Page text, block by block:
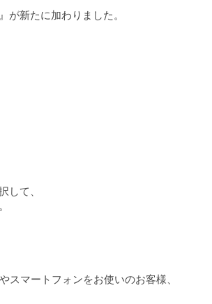
が新たに加わりました。
して、
スマートフォンをお使いのお客様、